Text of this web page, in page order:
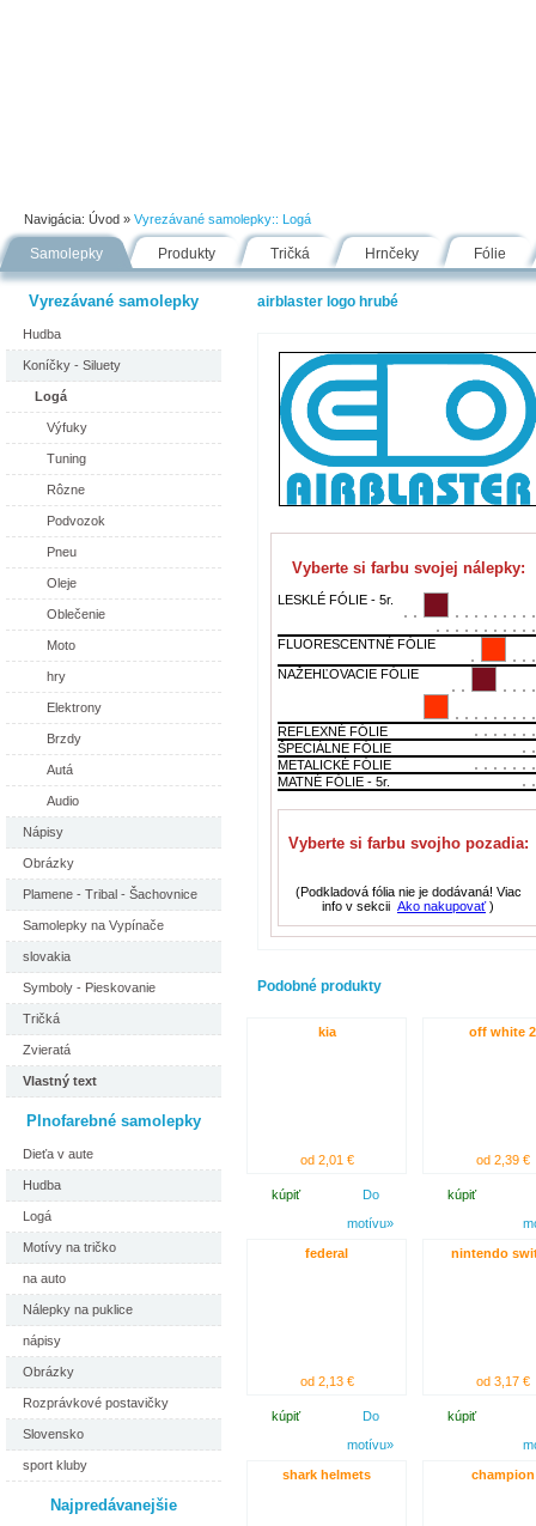
Navigácia: Úvod » Vyrezávané samolepky:: Logá
Samolepky Produkty Tričká Hrnčeky Fólie
Vyrezávané samolepky
Hudba
Koníčky - Siluety
Logá
Výfuky
Tuning
Rôzne
Podvozok
Pneu
Oleje
Oblečenie
Moto
hry
Elektrony
Brzdy
Autá
Audio
Nápisy
Obrázky
Plamene - Tribal - Šachovnice
Samolepky na Vypínače
slovakia
Symboly - Pieskovanie
Tričká
Zvieratá
Vlastný text
Plnofarebné samolepky
Dieťa v aute
Hudba
Logá
Motívy na tričko
na auto
Nálepky na puklice
nápisy
Obrázky
Rozprávkové postavičky
Slovensko
sport kluby
Najpredávanejšie
airblaster logo hrubé
Vyberte si farbu svojej nálepky:
LESKLÉ FÓLIE - 5r.
FLUORESCENTNÉ FÓLIE
NAŽEHĽOVACIE FÓLIE
REFLEXNÉ FÓLIE
ŠPECIÁLNE FÓLIE
METALICKÉ FÓLIE
MATNÉ FÓLIE - 5r.
Vyberte si farbu svojho pozadia:
(Podkladová fólia nie je dodávaná! Viac
info v sekcii Ako nakupovať )
Podobné produkty
kia
od 2,01 €
kúpiť
Do
motívu»
off white 2
od 2,39 €
kúpiť
federal
od 2,13 €
kúpiť
Do
motívu»
nintendo
od 3,17 €
kúpiť
shark helmets champion